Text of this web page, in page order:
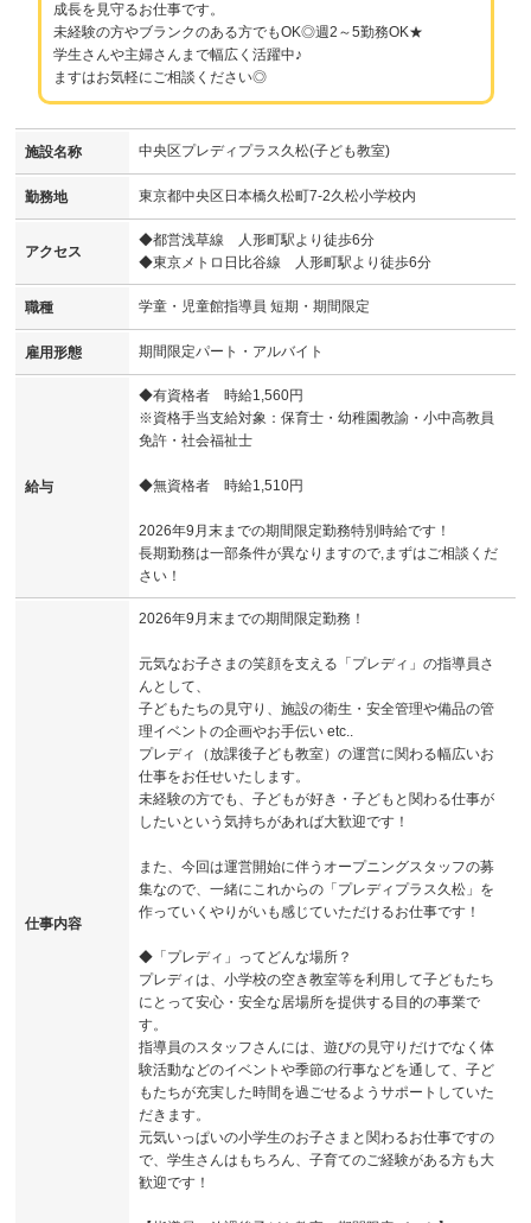
成長を見守るお仕事です。
未経験の方やブランクのある方でもOK◎週2～5勤務OK★
学生さんや主婦さんまで幅広く活躍中♪
ますはお気軽にご相談ください◎
施設名称 中央区プレディプラス久松(子ども教室)
勤務地 東京都中央区日本橋久松町7-2久松小学校内
アクセス
◆都営浅草線 人形町駅より徒歩6分
◆東京メトロ日比谷線 人形町駅より徒歩6分
職種 学童・児童館指導員 短期・期間限定
雇用形態 期間限定パート・アルバイト
給与
◆有資格者 時給1,560円
※資格手当支給対象：保育士・幼稚園教諭・小中高教員
免許・社会福祉士
◆無資格者 時給1,510円
2026年9月末までの期間限定勤務特別時給です！
長期勤務は一部条件が異なりますので,まずはご相談くだ
さい！
仕事内容
2026年9月末までの期間限定勤務！
元気なお子さまの笑顔を支える「プレディ」の指導員さ
んとして、
子どもたちの見守り、施設の衛生・安全管理や備品の管
理イベントの企画やお手伝い etc..
プレディ（放課後子ども教室）の運営に関わる幅広いお
仕事をお任せいたします。
未経験の方でも、子どもが好き・子どもと関わる仕事が
したいという気持ちがあれば大歓迎です！
また、今回は運営開始に伴うオープニングスタッフの募
集なので、一緒にこれからの「プレディプラス久松」を
作っていくやりがいも感じていただけるお仕事です！
◆「プレディ」ってどんな場所？
プレディは、小学校の空き教室等を利用して子どもたち
にとって安心・安全な居場所を提供する目的の事業で
す。
指導員のスタッフさんには、遊びの見守りだけでなく体
験活動などのイベントや季節の行事などを通して、子ど
もたちが充実した時間を過ごせるようサポートしていた
だきます。
元気いっぱいの小学生のお子さまと関わるお仕事ですの
で、学生さんはもちろん、子育てのご経験がある方も大
歓迎です！